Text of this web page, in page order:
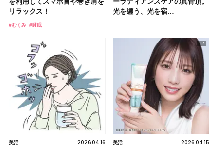
リラックス！
#むくみ #睡眠
光を纏う、光を宿…
美活 2026.04.16 美活 2026.04.15